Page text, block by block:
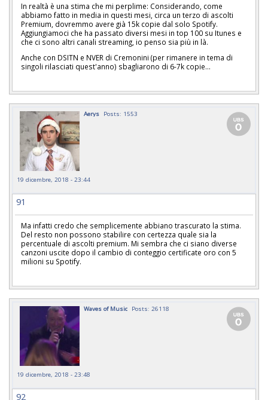
In realtà è una stima che mi perplime: Considerando, come
abbiamo fatto in media in questi mesi, circa un terzo di ascolti
Premium, dovremmo avere già 15k copie dal solo Spotify.
Aggiungiamoci che ha passato diversi mesi in top 100 su Itunes e
che ci sono altri canali streaming, io penso sia più in là.
Anche con DSITN e NVER di Cremonini (per rimanere in tema di
singoli rilasciati quest'anno) sbagliarono di 6-7k copie...
Aerys Posts: 1553
19 dicembre, 2018 - 23:44
91
Ma infatti credo che semplicemente abbiano trascurato la stima.
Del resto non possono stabilire con certezza quale sia la
percentuale di ascolti premium. Mi sembra che ci siano diverse
canzoni uscite dopo il cambio di conteggio certificate oro con 5
milioni su Spotify.
Waves of Music Posts: 26118
19 dicembre, 2018 - 23:48
92